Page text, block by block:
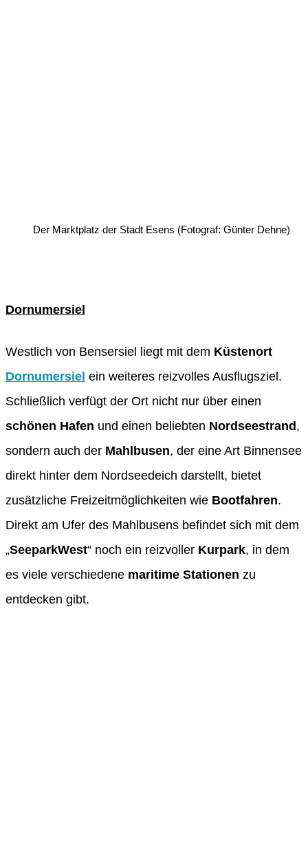
Der Marktplatz der Stadt Esens (Fotograf: Günter Dehne)
Dornumersiel
Westlich von Bensersiel liegt mit dem Küstenort
Dornumersiel ein weiteres reizvolles Ausflugsziel.
Schließlich verfügt der Ort nicht nur über einen
schönen Hafen und einen beliebten Nordseestrand,
sondern auch der Mahlbusen, der eine Art Binnensee
direkt hinter dem Nordseedeich darstellt, bietet
zusätzliche Freizeitmöglichkeiten wie Bootfahren.
Direkt am Ufer des Mahlbusens befindet sich mit dem
„SeeparkWest“ noch ein reizvoller Kurpark, in dem
es viele verschiedene maritime Stationen zu
entdecken gibt.